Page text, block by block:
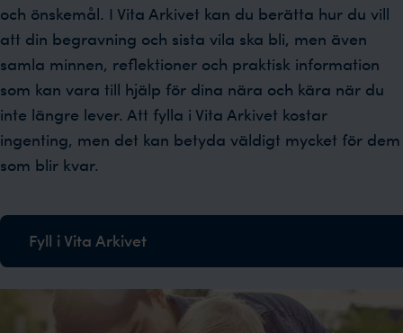
och önskemål. I Vita Arkivet kan du berätta hur du vill
att din begravning och sista vila ska bli, men även
samla minnen, reflektioner och praktisk information
som kan vara till hjälp för dina nära och kära när du
inte längre lever. Att fylla i Vita Arkivet kostar
ingenting, men det kan betyda väldigt mycket för dem
som blir kvar.
Fyll i Vita Arkivet